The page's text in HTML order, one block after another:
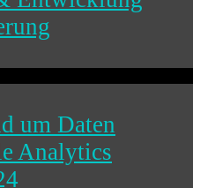
um Daten
Analytics